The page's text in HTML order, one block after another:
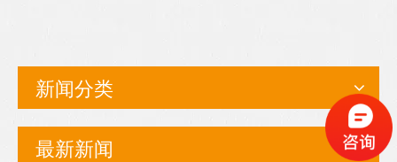
新闻分类
最新新闻